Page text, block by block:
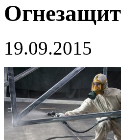
19.09.2015